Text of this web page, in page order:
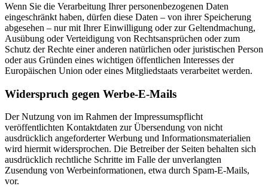
Wenn Sie die Verarbeitung Ihrer personenbezogenen Daten
eingeschränkt haben, dürfen diese Daten – von ihrer Speicherung
abgesehen – nur mit Ihrer Einwilligung oder zur Geltendmachung,
Ausübung oder Verteidigung von Rechtsansprüchen oder zum
Schutz der Rechte einer anderen natürlichen oder juristischen Person
oder aus Gründen eines wichtigen öffentlichen Interesses der
Europäischen Union oder eines Mitgliedstaats verarbeitet werden.
Widerspruch gegen Werbe-E-Mails
Der Nutzung von im Rahmen der Impressumspflicht
veröffentlichten Kontaktdaten zur Übersendung von nicht
ausdrücklich angeforderter Werbung und Informationsmaterialien
wird hiermit widersprochen. Die Betreiber der Seiten behalten sich
ausdrücklich rechtliche Schritte im Falle der unverlangten
Zusendung von Werbeinformationen, etwa durch Spam-E-Mails,
vor.